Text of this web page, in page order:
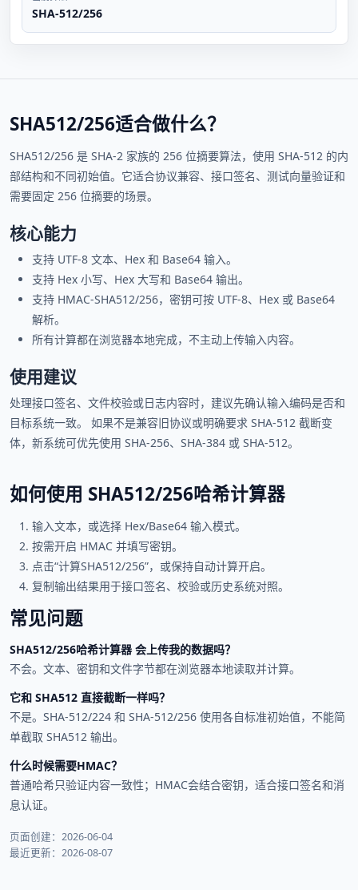
SHA-512/256
SHA512/256适合做什么？
SHA512/256 是 SHA-2 家族的 256 位摘要算法，使用 SHA-512 的内
部结构和不同初始值。它适合协议兼容、接口签名、测试向量验证和
需要固定 256 位摘要的场景。
核心能力
支持 UTF-8 文本、Hex 和 Base64 输入。
支持 Hex 小写、Hex 大写和 Base64 输出。
支持 HMAC-SHA512/256，密钥可按 UTF-8、Hex 或 Base64
解析。
所有计算都在浏览器本地完成，不主动上传输入内容。
使用建议
处理接口签名、文件校验或日志内容时，建议先确认输入编码是否和
目标系统一致。 如果不是兼容旧协议或明确要求 SHA-512 截断变
体，新系统可优先使用 SHA-256、SHA-384 或 SHA-512。
如何使用 SHA512/256哈希计算器
输入文本，或选择 Hex/Base64 输入模式。
按需开启 HMAC 并填写密钥。
点击“计算SHA512/256”，或保持自动计算开启。
复制输出结果用于接口签名、校验或历史系统对照。
常见问题
SHA512/256哈希计算器 会上传我的数据吗？
不会。文本、密钥和文件字节都在浏览器本地读取并计算。
它和 SHA512 直接截断一样吗？
不是。SHA-512/224 和 SHA-512/256 使用各自标准初始值，不能简
单截取 SHA512 输出。
什么时候需要HMAC？
普通哈希只验证内容一致性；HMAC会结合密钥，适合接口签名和消
息认证。
页面创建：2026-06-04
最近更新：2026-08-07